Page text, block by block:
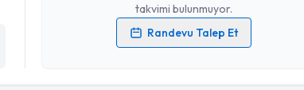
takvimi bulunmuyor.
Randevu Talep Et
Kişisel verilerimin işlenmesine ilişkinAydınlatma Metni
işlenmesini kabul ediyorum.